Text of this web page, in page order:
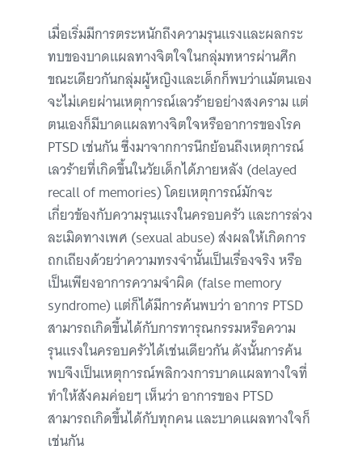
เมื่อเริ่มมีการตระหนักถึงความรุนแรงและผลกระ
ทบของบาดแผลทางจิตใจในกลุ่มทหารผ่านศึก
ขณะเดียวกันกลุ่มผู้หญิงและเด็กก็พบว่าแม้ตนเอง
จะไม่เคยผ่านเหตุการณ์เลวร้ายอย่างสงคราม แต่
ตนเองก็มีบาดแผลทางจิตใจหรืออาการของโรค
PTSD เช่นกัน ซึ่งมาจากการนึกย้อนถึงเหตุการณ์
เลวร้ายที่เกิดขึ้นในวัยเด็กได้ภายหลัง (delayed
recall of memories) โดยเหตุการณ์มักจะ
เกี่ยวข้องกับความรุนแรงในครอบครัว และการล่วง
ละเมิดทางเพศ (sexual abuse) ส่งผลให้เกิดการ
ถกเถียงด้วยว่าความทรงจำนั้นเป็นเรื่องจริง หรือ
เป็นเพียงอาการความจำผิด (false memory
syndrome) แต่ก็ได้มีการค้นพบว่า อาการ PTSD
สามารถเกิดขึ้นได้กับการทารุณกรรมหรือความ
รุนแรงในครอบครัวได้เช่นเดียวกัน ดังนั้นการค้น
พบจึงเป็นเหตุการณ์พลิกวงการบาดแผลทางใจที่
ทำให้สังคมค่อยๆ เห็นว่า อาการของ PTSD
สามารถเกิดขึ้นได้กับทุกคน และบาดแผลทางใจก็
เช่นกัน